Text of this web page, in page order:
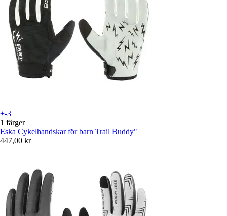
+-3
1 färger
Eska Cykelhandskar för barn Trail Buddy"
447,00 kr